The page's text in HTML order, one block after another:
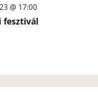
@ 17:00
fesztivál